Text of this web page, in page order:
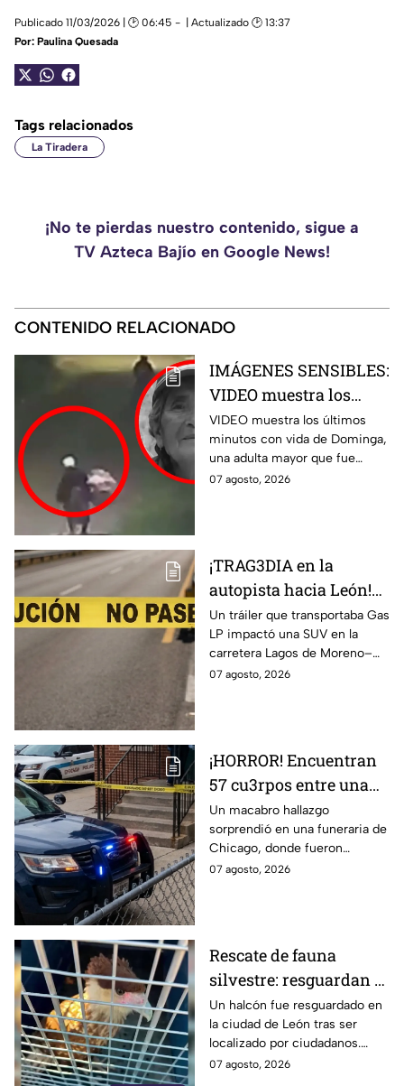
Publicado 11/03/2026 | 🕑 06:45
| Actualizado 🕑 13:37
Por: Paulina Quesada
Tags relacionados
La Tiradera
¡No te pierdas nuestro contenido, sigue a
TV Azteca Bajío en Google News!
CONTENIDO RELACIONADO
IMÁGENES SENSIBLES:
VIDEO muestra los
últimos minutos de
Dominga, abuelita
4TACADA por 90 pesos
en Amozoc
VIDEO muestra los últimos
minutos con vida de Dominga,
una adulta mayor que fue
atacada con una piedra en
07 agosto, 2026
¡TRAG3DIA en la
autopista hacia León!
Tráiler desata FUERTE
CHOQUE hoy viernes y
una mujer pierde la
vida
Un tráiler que transportaba Gas
LP impactó una SUV en la
carretera Lagos de Moreno–
Unión de San Antonio; una
07 agosto, 2026
¡HORROR! Encuentran
57 cu3rpos entre una
infestación de
ROEDORES y
GUSANOS, dentro de
una funeraria
Un macabro hallazgo
sorprendió en una funeraria de
Chicago, donde fueron
encontrados 57 cuerpos
07 agosto, 2026
Rescate de fauna
silvestre: resguardan a
halcón localizado en la
ciudad de León
Un halcón fue resguardado en
la ciudad de León tras ser
localizado por ciudadanos.
Autoridades de Protección
07 agosto, 2026